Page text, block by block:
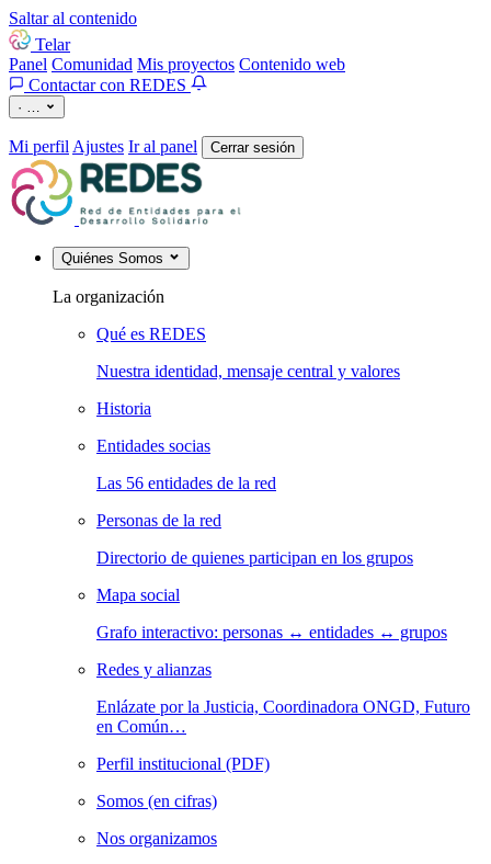
Saltar al contenido
Telar
Panel Comunidad Mis proyectos Contenido web
Contactar con REDES
· …
Mi perfil Ajustes Ir al panel Cerrar sesión
Quiénes Somos
La organización
Qué es REDES
Nuestra identidad, mensaje central y valores
Historia
Entidades socias
Las 56 entidades de la red
Personas de la red
Directorio de quienes participan en los grupos
Mapa social
Grafo interactivo: personas ↔ entidades ↔ grupos
Redes y alianzas
Enlázate por la Justicia, Coordinadora ONGD, Futuro
en Común…
Perfil institucional (PDF)
Somos (en cifras)
Nos organizamos